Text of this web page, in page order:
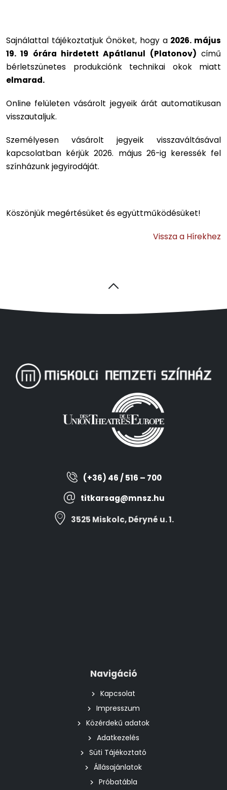
Sajnálattal tájékoztatjuk Önöket, hogy a 2026. május
19. 19 órára hirdetett Apátlanul (Platonov) című
bérletszünetes produkciónk technikai okok miatt
elmarad.
Online felületen vásárolt jegyeik árát automatikusan
visszautaljuk.
Személyesen vásárolt jegyeik visszaváltásával
kapcsolatban kérjük 2026. május 26-ig keressék fel
színházunk jegyirodáját.
Köszönjük megértésüket és együttműködésüket!
Vissza a Hírekhez
(+36) 46 / 516 – 700
titkarsag@mnsz.hu
3525 Miskolc, Déryné u. 1.
Navigáció
Kapcsolat
Impresszum
Közérdekű adatok
Adatkezelés
Süti Tájékoztató
Állásajánlatok
Próbatábla